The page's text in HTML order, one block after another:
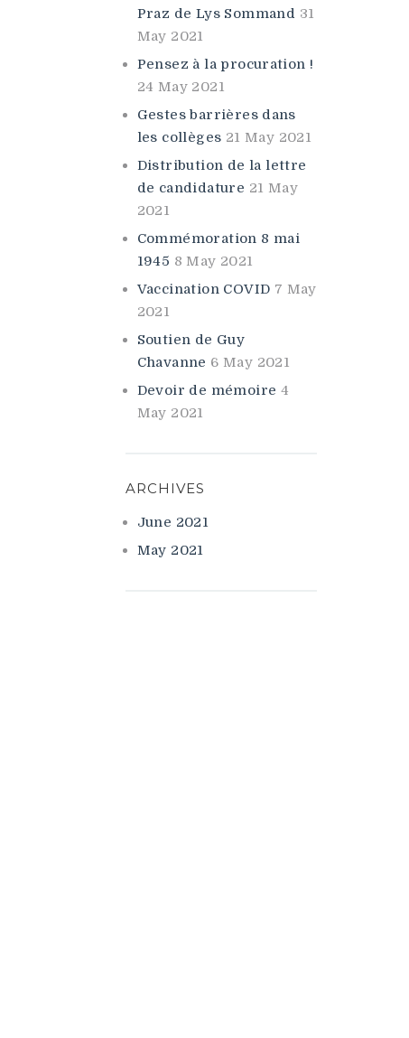
Praz de Lys Sommand 31
May 2021
Pensez à la procuration !
24 May 2021
Gestes barrières dans
les collèges 21 May 2021
Distribution de la lettre
de candidature 21 May
2021
Commémoration 8 mai
1945 8 May 2021
Vaccination COVID 7 May
2021
Soutien de Guy
Chavanne 6 May 2021
Devoir de mémoire 4
May 2021
ARCHIVES
June 2021
May 2021